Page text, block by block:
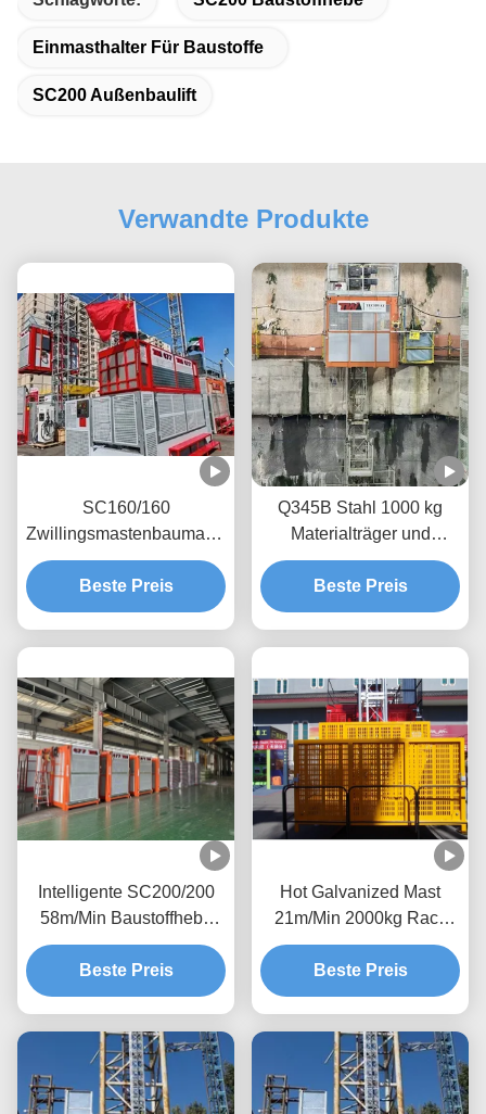
Einmasthalter Für Baustoffe
SC200 Außenbaulift
Verwandte Produkte
SC160/160
Zwillingsmastenbaumaterialheber,
30 Fahrgastheber
Beste Preis
Q345B Stahl 1000 kg
Materialträger und
Pinienheber für Tunnel
Beste Preis
Intelligente SC200/200
58m/Min Baustoffhebe
auf Baustelle
Beste Preis
Hot Galvanized Mast
21m/Min 2000kg Rack
und Pinion Bauhalter für
Material
Beste Preis